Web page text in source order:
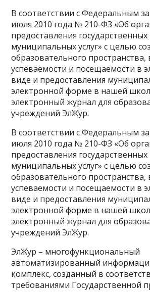
В соответствии с Федеральным
июля 2010 года № 210-ФЗ «Об
предоставления государственных
муниципальных услуг» с целью
образовательного пространства,
успеваемости и посещаемости в
виде и предоставления
электронной форме в нашей
электронный журнал для
учреждений ЭлЖур.
В соответствии с Федеральным
июля 2010 года № 210-ФЗ «Об
предоставления государственных
муниципальных услуг» с целью
образовательного пространства,
успеваемости и посещаемости в
виде и предоставления
электронной форме в нашей
электронный журнал для
учреждений ЭлЖур.
ЭлЖур – многофункциональный
автоматизированный
комплекс, созданный в
требованиями Государственной